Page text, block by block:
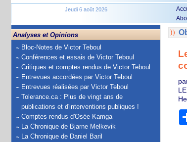
Jeudi 6 août 2026
Analyses et Opinions
Bloc-Notes de Victor Teboul
Conférences et essais de Victor Teboul
Critiques et comptes rendus de Victor Teboul
Entrevues accordées par Victor Teboul
Entrevues réalisées par Victor Teboul
Tolerance.ca : Plus de vingt ans de
publications et d'interventions publiques !
Comptes rendus d'Osée Kamga
La Chronique de Bjarne Melkevik
La Chronique de Daniel Baril